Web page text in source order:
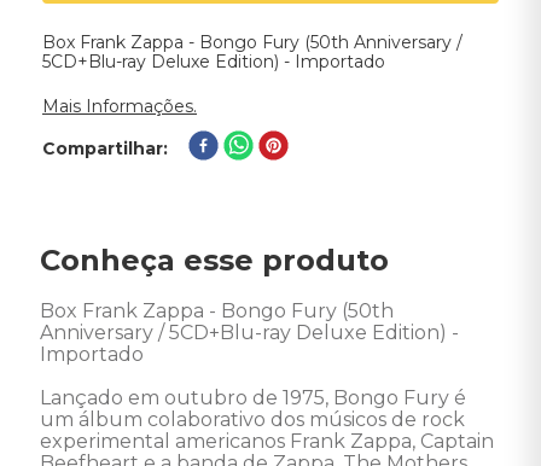
Box Frank Zappa - Bongo Fury (50th Anniversary /
5CD+Blu-ray Deluxe Edition) - Importado
Mais Informações.
Compartilhar
Conheça esse produto
Box Frank Zappa - Bongo Fury (50th
Anniversary / 5CD+Blu-ray Deluxe Edition) -
Importado
Lançado em outubro de 1975, Bongo Fury é
um álbum colaborativo dos músicos de rock
experimental americanos Frank Zappa, Captain